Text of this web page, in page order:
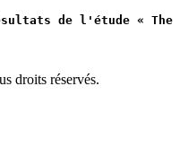
de l'étude « The
droits réservés.